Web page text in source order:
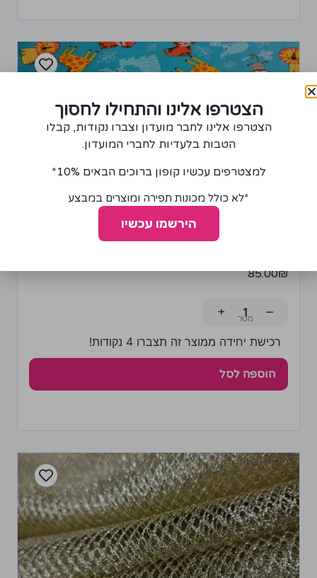
85.00₪
−
+
רכישת יחידה ממוצר זה תצברו 4 נקודות!
הוספה לסל
הצטרפו אלינו והתחילו לחסוך
הצטרפו אלינו לחבר מועדון וצברו נקודות, קבלו
הטבות בלעדיות לחברי המועדון.
למצטרפים עכשיו קופון ברוכים הבאים 10%*
*לא כולל מכונות תפירה ומוצרים במבצע
הירשמו עכשיו